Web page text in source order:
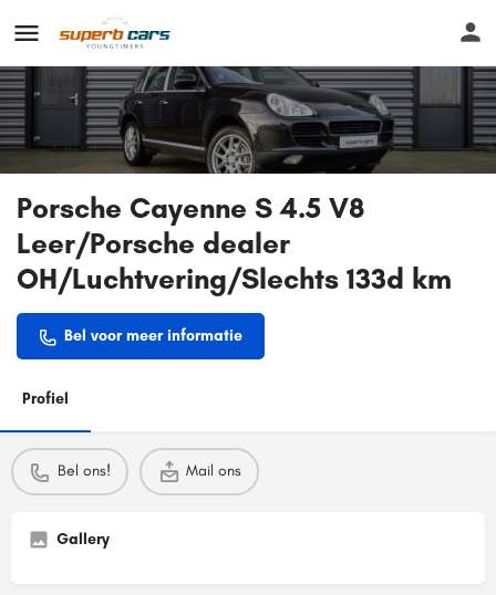
Porsche Cayenne S 4.5 V8
Leer/Porsche dealer
OH/Luchtvering/Slechts 133d km
Bel voor meer informatie
Profiel
Bel ons! Mail ons
Gallery